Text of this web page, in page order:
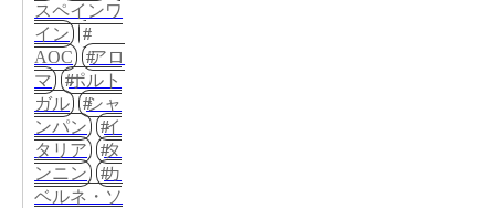
スペインワ
イン
AOC
アロ
マ
ポルト
ガル
シャ
ンパン
イ
タリア
タ
ンニン
カ
ベルネ・ソ